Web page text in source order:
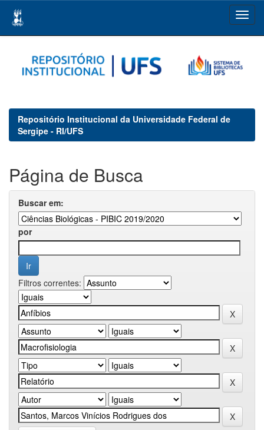
navigation
Repositório Institucional da Universidade Federal de
Sergipe - RI/UFS
Página de Busca
Buscar em:
por
Filtros correntes: